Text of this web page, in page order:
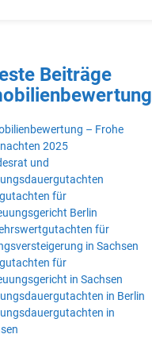
Beiträge
– Frohe
2025
und
für
Berlin
für
in Sachsen
für
in Sachsen
in Berlin
in